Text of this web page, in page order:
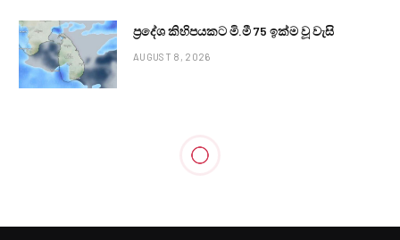
ප්‍රදේශ කිහිපයකට මි.මී 75 ඉක්ම වූ වැසි
AUGUST 8, 2026